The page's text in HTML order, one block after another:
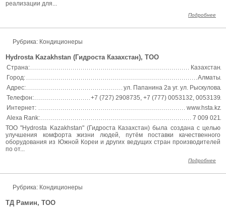
реализации для...
Подробнее
Рубрика: Кондиционеры
Hydrosta Kazakhstan (Гидроста Казахстан), ТОО
Страна:
Казахстан
Город:
Алматы
Адрес:
ул. Папанина 2а уг. ул. Рыскулова
Телефон:
+7 (727) 2908735, +7 (777) 0053132, 0053139
Интернет:
www.hsta.kz
Alexa Rank:
7 009 021
ТОО "Hydrosta Kazakhstan" (Гидроста Казахстан) была создана с целью
улучшения комфорта жизни людей, путём поставки качественного
оборудования из Южной Кореи и других ведущих стран производителей
по от...
Подробнее
Рубрика: Кондиционеры
ТД Рамин, TOO